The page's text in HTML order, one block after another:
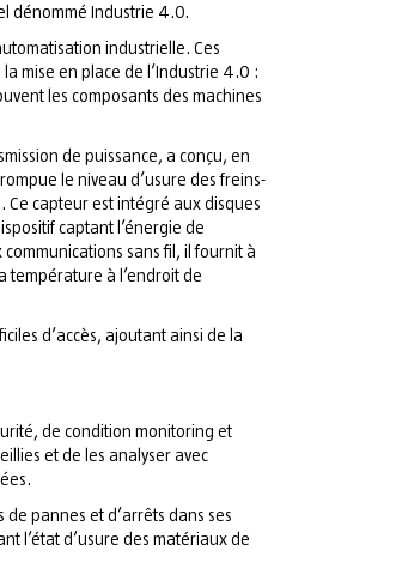
dénommé Industrie 4.0.
industrielle. Ces
mise en place de l’Industrie 4.0 :
les composants des machines
de puissance, a conçu, en
le niveau d’usure des freins-
Ce capteur est intégré aux disques
captant l’énergie de
sans fil, il fournit à
température à l’endroit de
d’accès, ajoutant ainsi de la
de condition monitoring et
et de les analyser avec
pannes et d’arrêts dans ses
l’état d’usure des matériaux de